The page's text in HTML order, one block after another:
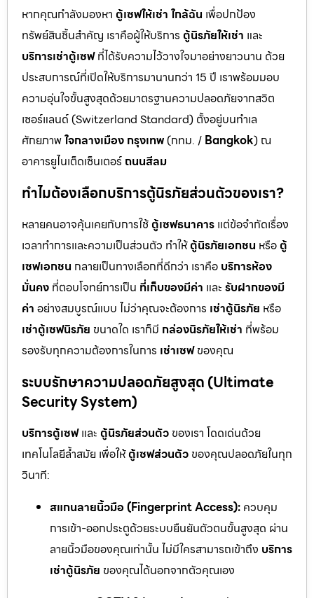
หากคุณกำลังมองหา ตู้เซฟให้เช่า ใกล้ฉัน เพื่อปกป้อง
ทรัพย์สินชิ้นสำคัญ เราคือผู้ให้บริการ ตู้นิรภัยให้เช่า และ
บริการเช่าตู้เซฟที่ได้รับความไว้วางใจมาอย่างยาวนาน ด้วย
ประสบการณ์ที่เปิดให้บริการมานานกว่า 15 ปี เราพร้อมมอบ
ความอุ่นใจขั้นสูงสุดด้วยมาตรฐานความปลอดภัยจากสวิต
เซอร์แลนด์ (Switzerland Standard) ตั้งอยู่บนทำเล
ศักยภาพใจกลางเมือง กรุงเทพ(กทม. / Bangkok) ณ
อาคารยูไนเต็ดเซ็นเตอร์ ถนนสีลม
ทำไมต้องเลือกบริการตู้นิรภัยส่วนตัวของเรา?
หลายคนอาจคุ้นเคยกับการใช้ ตู้เซฟธนาคาร แต่ข้อจำกัดเรื่อง
เวลาทำการและความเป็นส่วนตัว ทำให้ตู้นิรภัยเอกชน หรือ ตู้
เซฟเอกชน กลายเป็นทางเลือกที่ดีกว่า เราคือ บริการห้อง
มั่นคง ที่ตอบโจทย์การเป็น ที่เก็บของมีค่า และ รับฝากของมี
ค่า อย่างสมบูรณ์แบบ ไม่ว่าคุณจะต้องการ เช่าตู้นิรภัย หรือ
เช่าตู้เซฟนิรภัย ขนาดใด เราก็มี กล่องนิรภัยให้เช่า ที่พร้อม
รองรับทุกความต้องการในการ เช่าเซฟของคุณ
ระบบรักษาความปลอดภัยสูงสุด (Ultimate
Security System)
บริการตู้เซฟและ ตู้นิรภัยส่วนตัว ของเรา โดดเด่นด้วย
เทคโนโลยีล้ำสมัย เพื่อให้ตู้เซฟส่วนตัว ของคุณปลอดภัยในทุก
วินาที:
สแกนลายนิ้วมือ (Fingerprint Access): ควบคุม
การเข้า-ออกประตูด้วยระบบยืนยันตัวตนขั้นสูงสุด ผ่าน
ลายนิ้วมือของคุณเท่านั้น ไม่มีใครสามารถเข้าถึง บริการ
เช่าตู้นิรภัย ของคุณได้นอกจากตัวคุณเอง